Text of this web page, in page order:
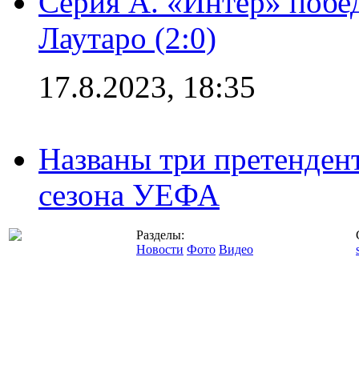
Лаутаро (2:0)
17.8.2023, 18:35
Названы три
сезона УЕФА
Разделы:
Новости Фото Видео